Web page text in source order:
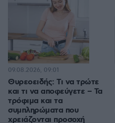
Θυρεοειδής: Τι να τρώτε
και τι να αποφεύγετε – Τα
τρόφιμα και τα
συμπληρώματα που
χρειάζονται προσοχή
09.08.2026, 09:01